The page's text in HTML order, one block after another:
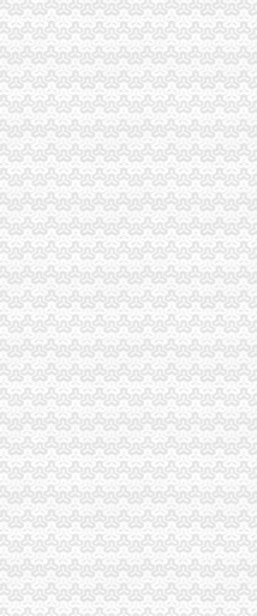
关,互联网+
报关与有纸报关的区别
金报关
_厂家_图片-Hc360慧聪网
观看
托书电子报关委托书有限公司
讯频道_凤凰网
中国网
格_厂家_图片-Hc360慧聪网
关代理-搜了网
代理|出口买单通关_
关专业安全高效便捷-阿
会出现信息无比对况,